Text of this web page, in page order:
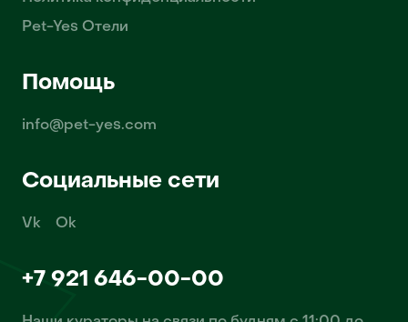
Pet-Yes Отели
Помощь
info@pet-yes.com
Социальные сети
Vk Ok
+7 921 646-00-00